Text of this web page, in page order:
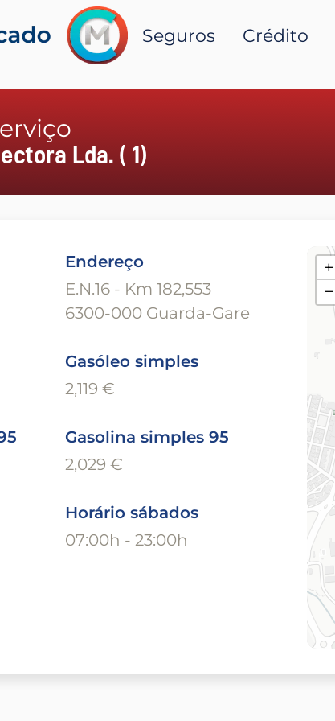
Seguros Crédito
Lda. ( 1)
Endereço
E.N.16 - Km 182,553
6300-000 Guarda-Gare
Gasóleo simples
2,119 €
Gasolina simples 95
2,029 €
Horário sábados
07:00h - 23:00h
+
−